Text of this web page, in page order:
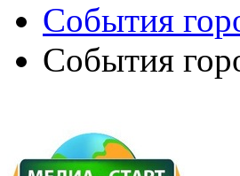
События
События